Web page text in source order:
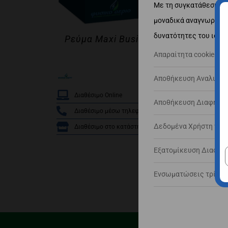
Ρεύμα Maxi Business 2
Διαθέσιμο Online
Διαθέσιμο μέσω τηλεφώνου
Διαθέσιμο στο κατάστημα
Με τη συγκατάθεσή
μοναδικά
δυνατότητες του
Απαραίτητα cookies
Αποθήκευση
Αποθήκευση
Δεδομένα Χρήστη για
Εξατομίκευση
Ενσωματώσεις